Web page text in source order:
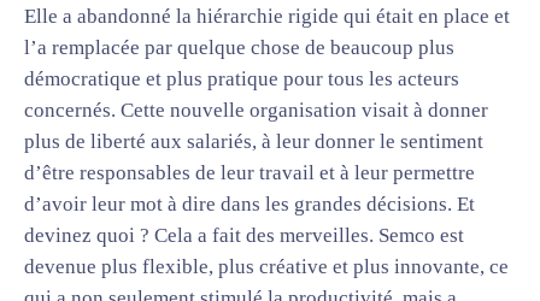
Elle a abandonné la hiérarchie rigide qui était en place et
l’a remplacée par quelque chose de beaucoup plus
démocratique et plus pratique pour tous les acteurs
concernés. Cette nouvelle organisation visait à donner
plus de liberté aux salariés, à leur donner le sentiment
d’être responsables de leur travail et à leur permettre
d’avoir leur mot à dire dans les grandes décisions. Et
devinez quoi ? Cela a fait des merveilles. Semco est
devenue plus flexible, plus créative et plus innovante, ce